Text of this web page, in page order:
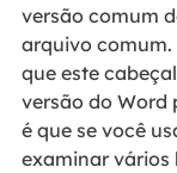
versão comum
arquivo comum.
que este
versão do Word
é que se você
examinar vários